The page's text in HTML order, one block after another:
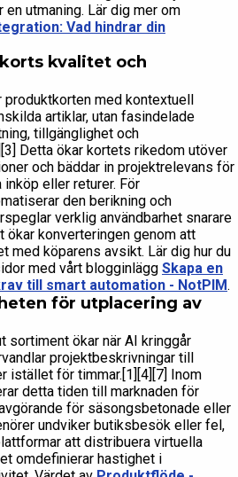
utmaning. Lär dig mer om
Vad hindrar din
kvalitet och
med kontextuell
artiklar, utan fasindelade
tillgänglighet och
Detta ökar kortets rikedom utöver
och bäddar in projektrelevans för
eller returer. För
den berikning och
verklig användbarhet snarare
ökar konverteringen genom att
med köparens avsikt. Lär dig hur du
med vårt blogginlägg Skapa en
till smart automation - NotPIM.
för utplacering av
sortiment ökar när AI kringgår
projektbeskrivningar till
istället för timmar.[1][4][7] Inom
detta tiden till marknaden för
för säsongsbetonade eller
undviker butiksbesök eller fel,
att distribuera virtuella
omdefinierar hastighet i